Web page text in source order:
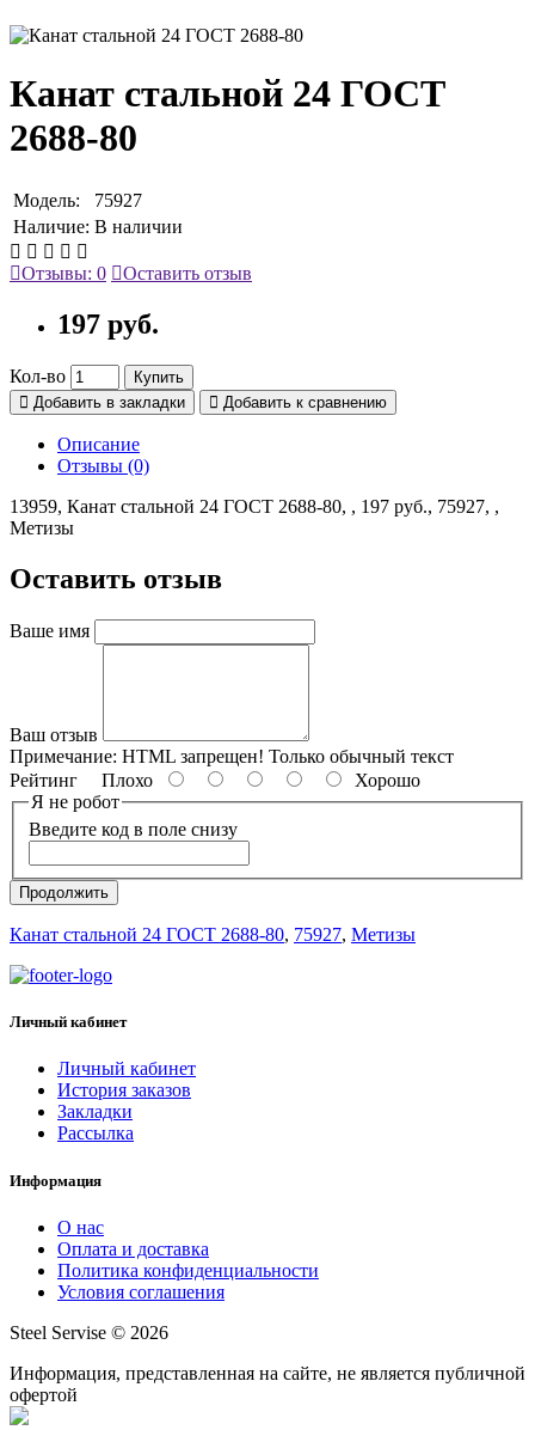
Канат стальной 24 ГОСТ
2688-80
Модель:
75927
Наличие: В наличии
Отзывы: 0 Оставить отзыв
197 руб.
Кол-во
Купить
Добавить в закладки
Добавить к сравнению
Описание
Отзывы (0)
13959, Канат стальной 24 ГОСТ 2688-80, , 197 руб., 75927, ,
Метизы
Оставить отзыв
Ваше имя
Ваш отзыв
Примечание: HTML запрещен! Только обычный текст
Рейтинг Плохо
Хорошо
Я не робот
Введите код в поле снизу
Продолжить
Канат стальной 24 ГОСТ 2688-80, 75927, Метизы
Личный кабинет
Личный кабинет
История заказов
Закладки
Рассылка
Информация
О нас
Оплата и доставка
Политика конфиденциальности
Условия соглашения
Steel Servise © 2026
Информация, представленная на сайте, не является публичной
офертой